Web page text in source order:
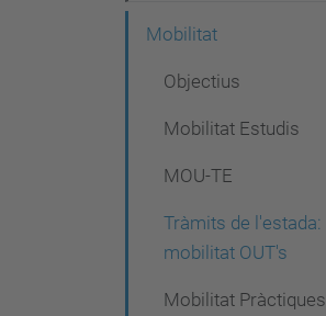
Mobilitat
Objectius
Mobilitat Estudis
MOU-TE
Tràmits de l'estada:
mobilitat OUT's
Mobilitat Pràctiques